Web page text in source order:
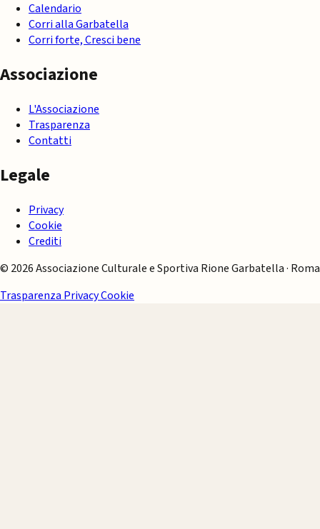
Calendario
Corri alla Garbatella
Corri forte, Cresci bene
Associazione
L'Associazione
Trasparenza
Contatti
Legale
Privacy
Cookie
Crediti
© 2026 Associazione Culturale e Sportiva Rione Garbatella · Roma
Trasparenza PrivacyCookie